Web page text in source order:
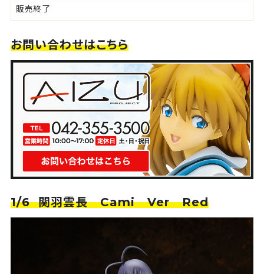
販売終了
お問い合わせはこちら
1/6 関羽雲長 Cami Ver Red